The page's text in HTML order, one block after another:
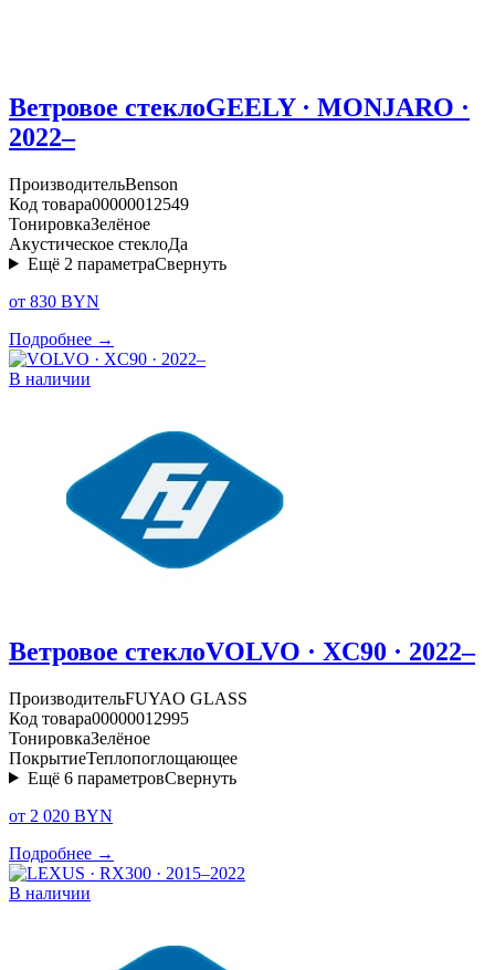
Ветровое стеклоGEELY · MONJARO ·
2022–
ПроизводительBenson
Код товара00000012549
ТонировкаЗелёное
Акустическое стеклоДа
Ещё 2 параметраСвернуть
от 830 BYN
Подробнее →
В наличии
Ветровое стеклоVOLVO · XC90 · 2022–
ПроизводительFUYAO GLASS
Код товара00000012995
ТонировкаЗелёное
ПокрытиеТеплопоглощающее
Ещё 6 параметровСвернуть
от 2 020 BYN
Подробнее →
В наличии